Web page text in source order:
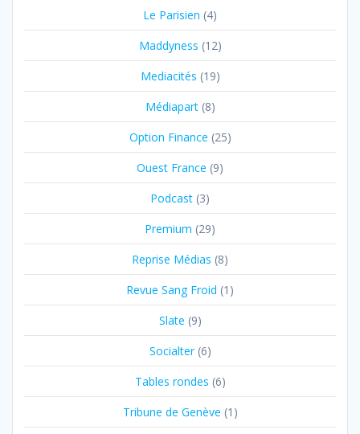
Le Parisien (4)
Maddyness (12)
Mediacités (19)
Médiapart(8)
Option Finance (25)
Ouest France (9)
Podcast (3)
Premium (29)
Reprise Médias (8)
Revue Sang Froid (1)
Slate (9)
Socialter(6)
Tables rondes (6)
Tribune de Genève (1)